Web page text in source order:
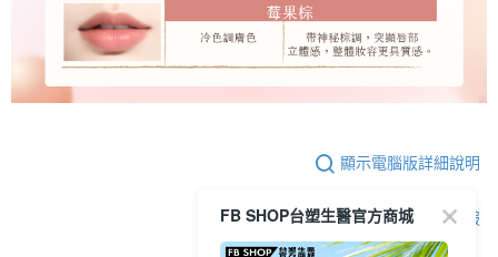
顯示電腦版詳細說明
客服
FB SHOP台塑生醫官方商城